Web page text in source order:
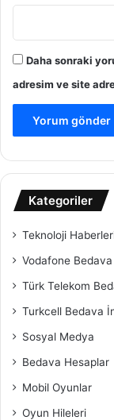
Daha sonraki
adresim ve site
Kategoriler
Teknoloji
Vodafone
Türk Telekom
Turkcell Bedava
Sosyal Medya
Bedava Hesaplar
Mobil Oyunlar
Oyun Hileleri